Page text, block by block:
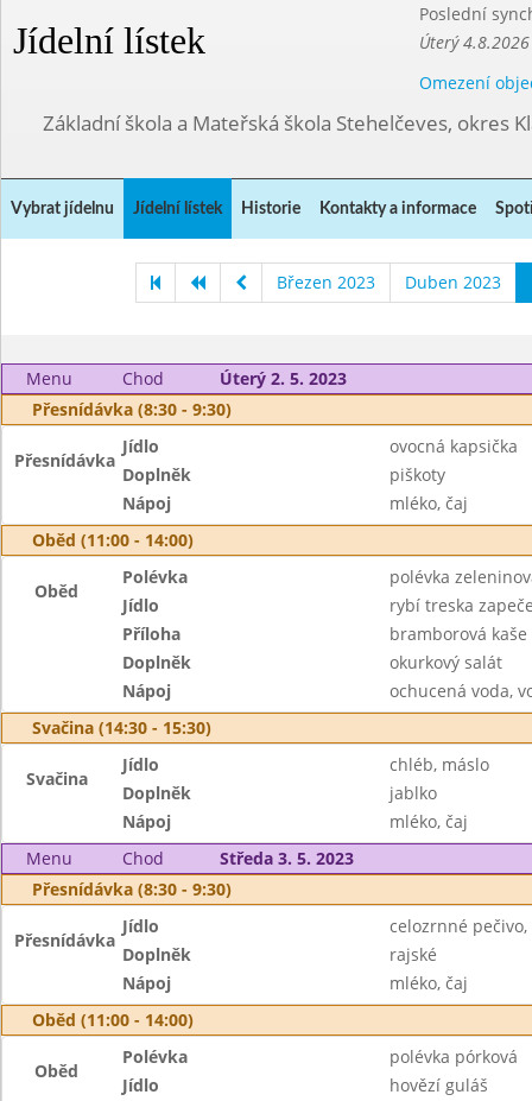
Jídelní lístek
Poslední
Úterý
Omezení
Základní škola a Mateřská škola Stehelčeves, okres
Vybrat jídelnu Jídelní lístek Historie Kontakty a informace
Březen 2023 Duben 2023
Menu Chod
Úterý 2. 5. 2023
Přesnídávka (8:30 - 9:30)
Přesnídávka
Jídlo
ovocná kapsička
Doplněk
piškoty
Nápoj
mléko, čaj
Oběd (11:00 - 14:00)
Oběd
Polévka
polévka
Jídlo
rybí treska
Příloha
bramborová kaše
Doplněk
okurkový salát
Nápoj
ochucená voda,
Svačina (14:30 - 15:30)
Svačina
Jídlo
chléb, máslo
Doplněk
jablko
Nápoj
mléko, čaj
Menu
Chod
Středa 3. 5. 2023
Přesnídávka (8:30 - 9:30)
Přesnídávka
Jídlo
celozrnné
Doplněk
rajské
Nápoj
mléko, čaj
Oběd (11:00 - 14:00)
Oběd
Polévka
polévka pórková
Jídlo
hovězí guláš